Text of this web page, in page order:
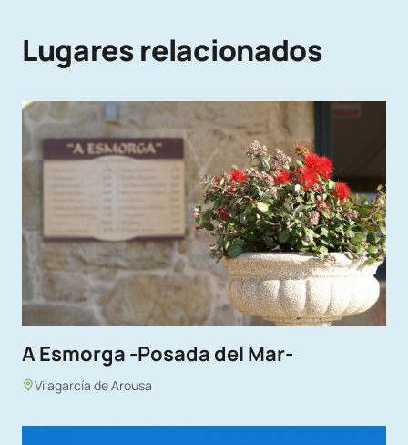
Lugares relacionados
A Esmorga -Posada del Mar-
Vilagarcía de Arousa